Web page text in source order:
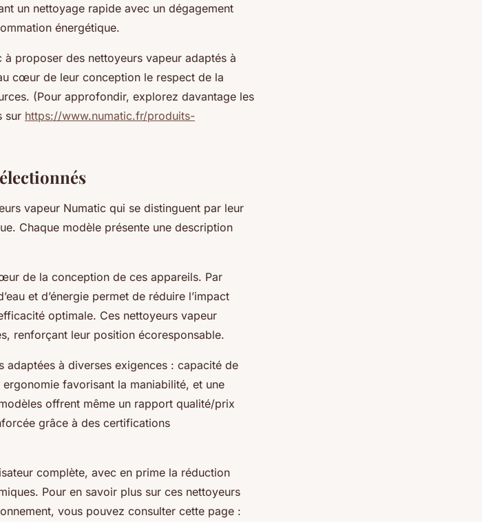
un nettoyage rapide avec un dégagement
énergétique.
proposer des nettoyeurs vapeur adaptés à
cœur de leur conception le respect de la
(Pour approfondir, explorez davantage les
sur https://www.numatic.fr/produits-
vapeur Numatic qui se distinguent par leur
Chaque modèle présente une description
de la conception de ces appareils. Par
et d’énergie permet de réduire l’impact
optimale. Ces nettoyeurs vapeur
renforçant leur position écoresponsable.
à diverses exigences : capacité de
favorisant la maniabilité, et une
offrent même un rapport qualité/prix
grâce à des certifications
complète, avec en prime la réduction
Pour en savoir plus sur ces nettoyeurs
vous pouvez consulter cette page :